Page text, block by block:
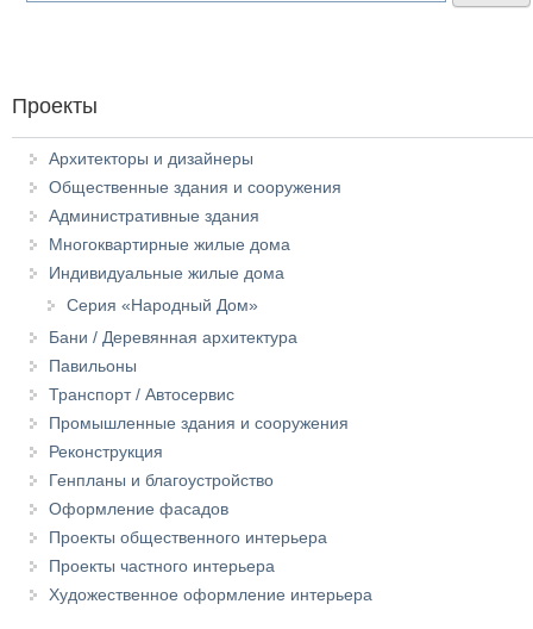
Проекты
Архитекторы и дизайнеры
Общественные здания и сооружения
Административные здания
Многоквартирные жилые дома
Индивидуальные жилые дома
Серия «Народный Дом»
Бани / Деревянная архитектура
Павильоны
Транспорт / Автосервис
Промышленные здания и сооружения
Реконструкция
Генпланы и благоустройство
Оформление фасадов
Проекты общественного интерьера
Проекты частного интерьера
Художественное оформление интерьера